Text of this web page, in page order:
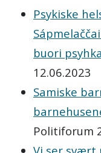
Psykiske
buori
12.06.2023
Samiske
Politiforum